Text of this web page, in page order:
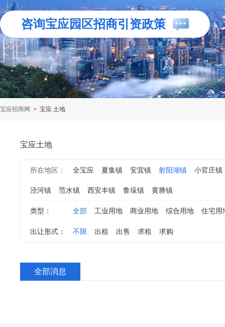
咨询宝应园区招商引资政策
宝应招商网 > 宝应 土地
宝应土地
所在地区： 全宝应 夏集镇 安宜镇 射阳湖镇 小官庄镇
泾河镇 范水镇 西安丰镇 鲁垛镇 黄塍镇
类型： 全部 工业用地 商业用地 综合用地 住宅用
出让形式： 不限 出租 出售 求租 求购
全部消息